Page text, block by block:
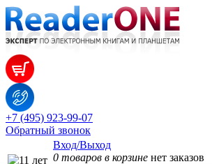
+7 (495) 923-99-07
Обратный звонок
Вход/Выход
0 товаров в корзине нет заказов